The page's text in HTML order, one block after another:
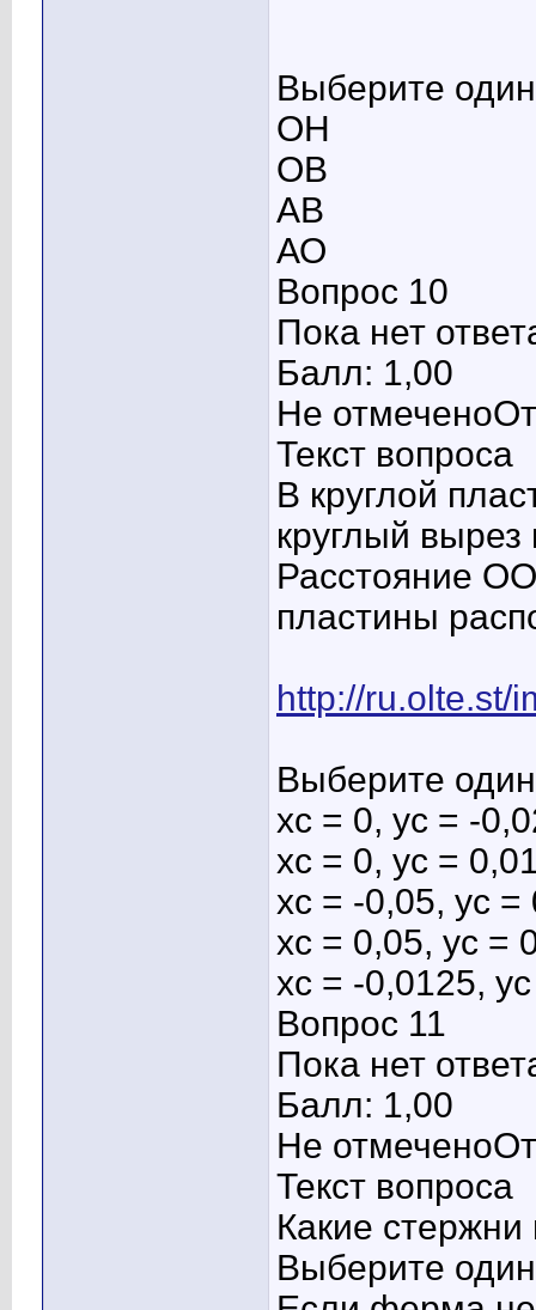
Выберите
ОН
ОВ
АВ
АО
Вопрос 10
Пока нет
Балл: 1,00
Не
Текст вопроса
В круглой
круглый
Расстояние
пластины
http://ru.olte.st/
Выберите
хс = 0, ус = -
хс = 0, ус =
хс = -0,05, ус =
хс = 0,05, ус =
хс = -0,0125,
Вопрос 11
Пока нет
Балл: 1,00
Не
Текст вопроса
Какие
Выберите